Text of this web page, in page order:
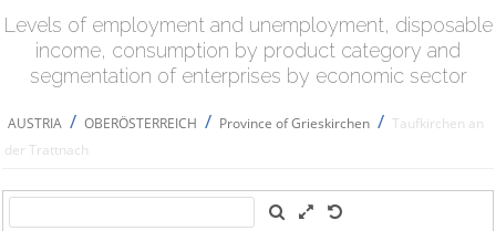
Levels of employment and unemployment, disposable
income, consumption by product category and
segmentation of enterprises by economic sector
AUSTRIA / OBERÖSTERREICH / Province of Grieskirchen / Taufkirchen an
der Trattnach